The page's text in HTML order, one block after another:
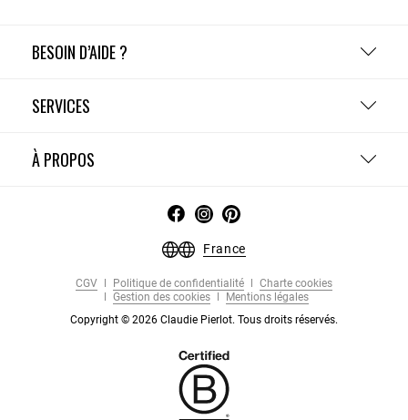
BESOIN D’AIDE ?
SERVICES
À PROPOS
France
CGV Politique de confidentialité
Charte cookies
Gestion des cookies
Mentions légales
Copyright © 2026 Claudie Pierlot. Tous droits réservés.